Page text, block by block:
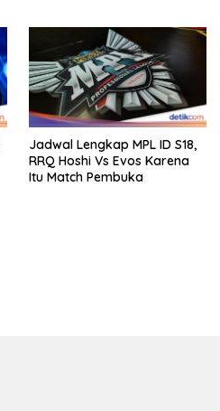
Jadwal Lengkap MPL ID S18,
RRQ Hoshi Vs Evos Karena
Itu Match Pembuka